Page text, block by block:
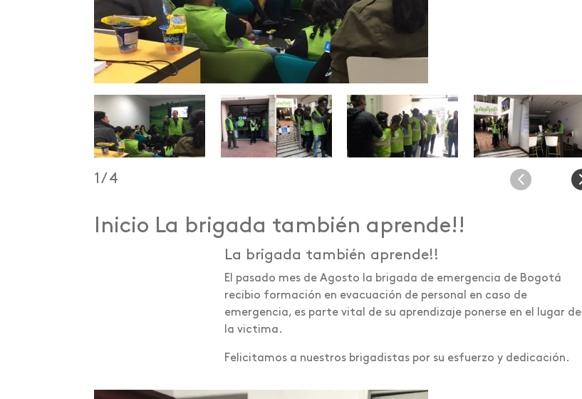
1 / 4
Inicio La brigada también aprende!!
La brigada también aprende!!
El pasado mes de Agosto la brigada de emergencia de Bogotá
recibio formación en evacuación de personal en caso de
emergencia, es parte vital de su aprendizaje ponerse en el lugar de
la victima.
Felicitamos a nuestros brigadistas por su esfuerzo y dedicación.